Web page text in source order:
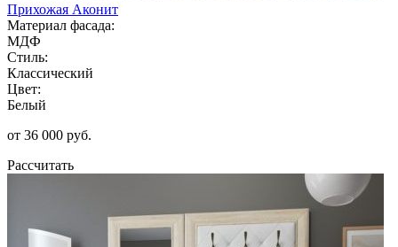
Прихожая Аконит
Материал фасада:
МДФ
Стиль:
Классический
Цвет:
Белый
от 36 000 руб.
Рассчитать